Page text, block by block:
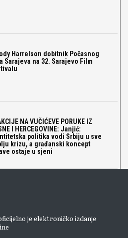
Harrelson dobitnik Počasnog
Sarajeva na 32. Sarajevo Film
NA VUČIĆEVE PORUKE IZ
I HERCEGOVINE: Janjić:
politika vodi Srbiju u sve
krizu, a građanski koncept
ostaje u sjeni
je elektroničko izdanje